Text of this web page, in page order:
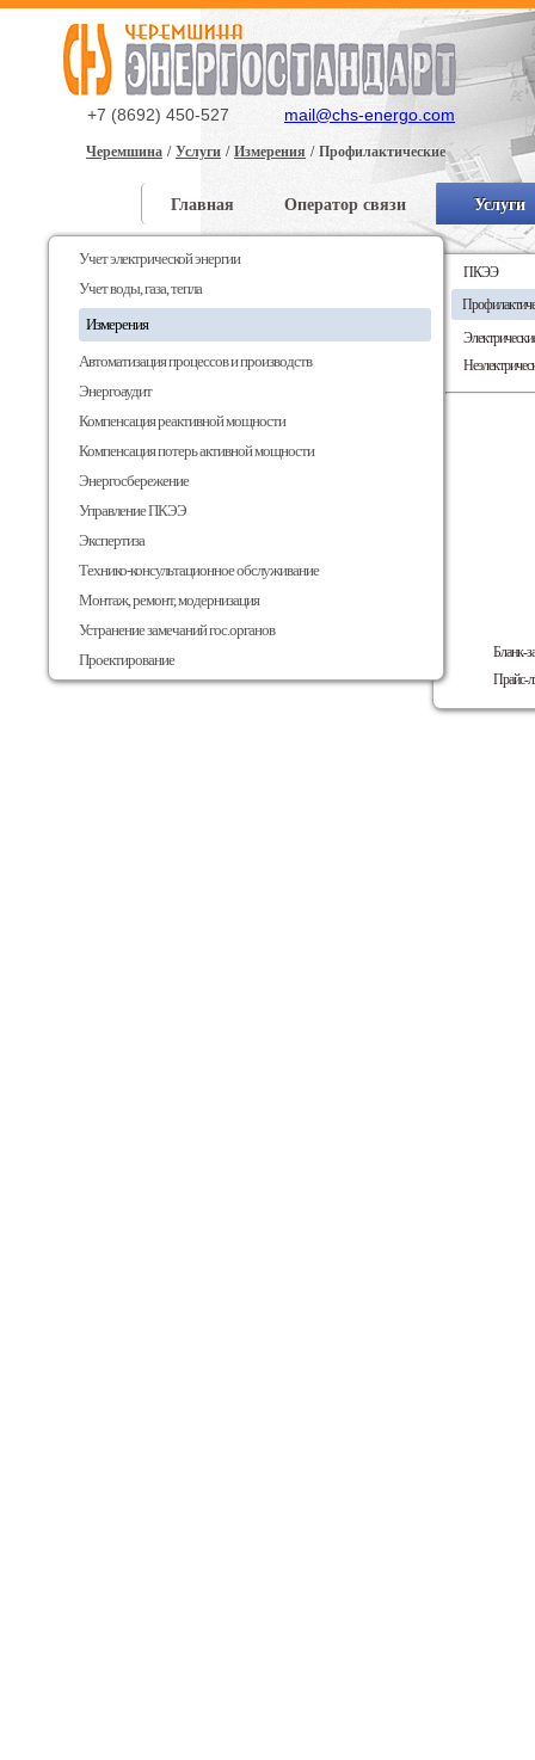
+7 (8692) 450-527 mail@chs-energo.com
Главная Оператор связи Услуги
Черемшина Услуги Измерения Профилактические
Учет электрической энергии
Учет воды, газа, тепла
Измерения
Автоматизация процессов и производств
Энергоаудит
Компенсация реактивной мощности
Компенсация потерь активной мощности
Энергосбережение
Управление ПКЭЭ
Экспертиза
Технико-консультационное обслуживание
Монтаж, ремонт, модернизация
Устранение замечаний гос.органов
Проектирование
ПКЭЭ
Бланк-
Прайс-